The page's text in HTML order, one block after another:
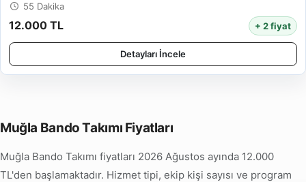
55 Dakika
12.000 TL + 2 fiyat
Detayları İncele
Muğla Bando Takımı Fiyatları
Muğla Bando Takımı fiyatları 2026 Ağustos ayında 12.000
TL'den başlamaktadır. Hizmet tipi, ekip kişi sayısı ve program